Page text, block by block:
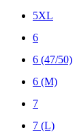
5XL
6
6 (47/50)
6 (M)
7
7 (L)